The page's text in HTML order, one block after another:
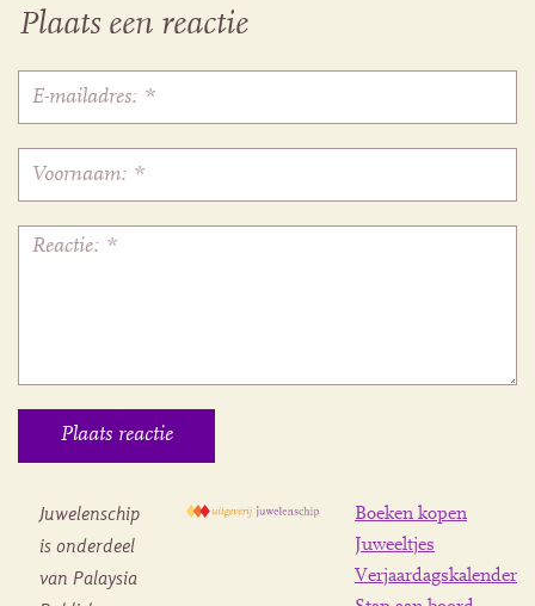
Plaats een reactie
Juwelenschip
is onderdeel
van Palaysia
Boeken kopen
Juweeltjes
Verjaardagskalender